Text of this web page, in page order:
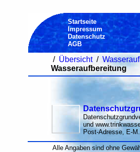
Startseite
Impressum
Datenschutz
AGB
/ Übersicht/
Wasseraufbereitung
und
Post-Adresse, E-
Alle Angaben sind ohne